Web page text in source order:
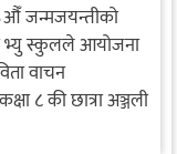
जन्मजयन्तीको
भ्यु स्कुलले आयोजना
वाचन
८ की छात्रा अञ्जली